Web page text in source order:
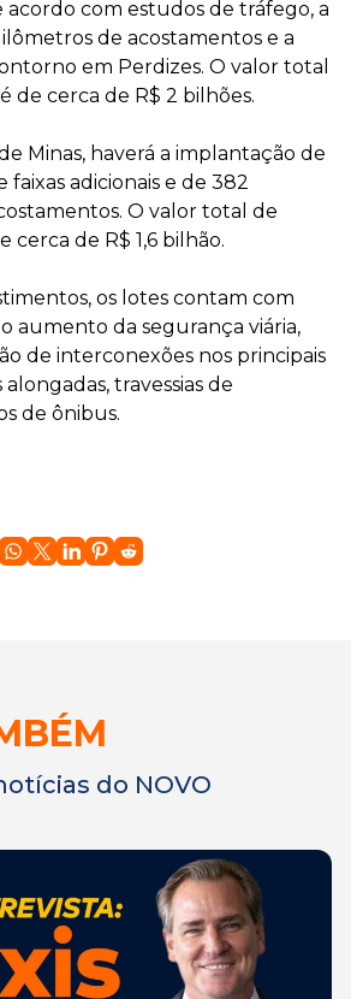
acordo com estudos de tráfego, a
de acostamentos e a
em Perdizes. O valor total
de cerca de R$ 2 bilhões.
Minas, haverá a implantação de
adicionais e de 382
O valor total de
cerca de R$ 1,6 bilhão.
os lotes contam com
aumento da segurança viária,
de interconexões nos principais
travessias de
de ônibus.
do NOVO